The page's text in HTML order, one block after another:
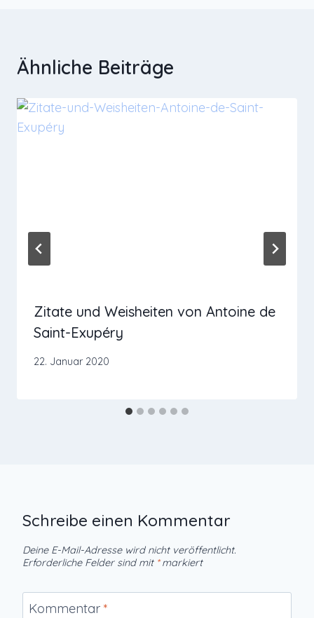
Ähnliche Beiträge
Zitate und Weisheiten von Antoine de
Saint-Exupéry
22. Januar 2020
Schreibe einen Kommentar
Deine E-Mail-Adresse wird nicht veröffentlicht.
Erforderliche Felder sind mit *markiert
Kommentar *